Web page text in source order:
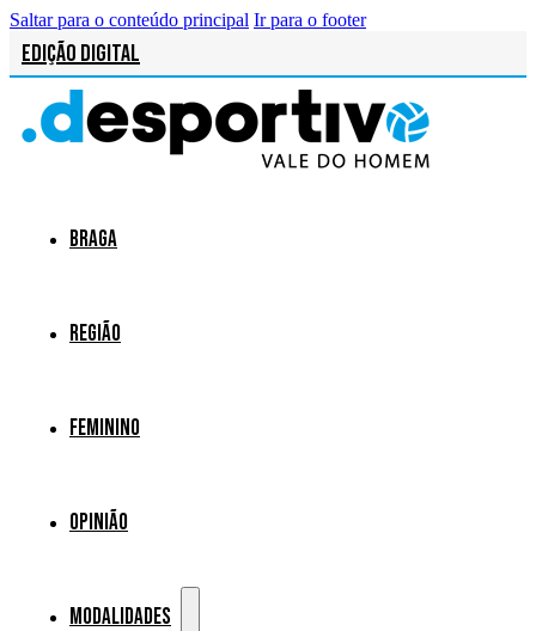
Saltar para o conteúdo principal Ir para o footer
Edição Digital
Braga
Região
Feminino
Opinião
Modalidades